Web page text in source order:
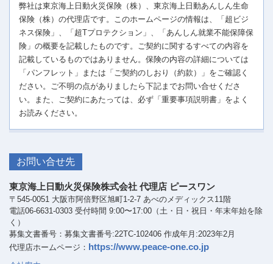
弊社は東京海上日動火災保険（株）、東京海上日動あんしん生命
保険（株）の代理店です。このホームページの情報は、「超ビジ
ネス保険」、「超Tプロテクション」、「あんしん就業不能保障保
険」の概要を記載したものです。ご契約に関するすべての内容を
記載しているものではありません。保険の内容の詳細については
「パンフレット」または「ご契約のしおり（約款）」をご確認く
ださい。ご不明の点がありましたら下記までお問い合せくださ
い。また、ご契約にあたっては、必ず「重要事項説明書」をよく
お読みください。
お問い合せ先
東京海上日動火災保険株式会社 代理店 ピースワン
〒545-0051 大阪市阿倍野区旭町1-2-7 あべのメディックス11階
電話06-6631-0303 受付時間 9:00〜17:00（土・日・祝日・年末年始を除
く）
募集文書番号：募集文書番号:22TC-102406 作成年月:2023年2月
代理店ホームページ： https://www.peace-one.co.jp